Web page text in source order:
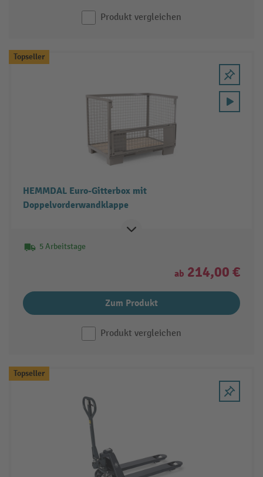
Produkt vergleichen
Topseller
HEMMDAL Euro-Gitterbox mit
Doppelvorderwandklappe
5 Arbeitstage
ab 214,00 €
Zum Produkt
Produkt vergleichen
Topseller